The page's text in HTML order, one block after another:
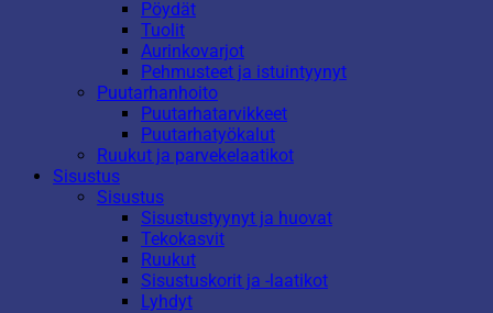
Pöydät
Tuolit
Aurinkovarjot
Pehmusteet ja istuintyynyt
Puutarhanhoito
Puutarhatarvikkeet
Puutarhatyökalut
Ruukut ja parvekelaatikot
Sisustus
Sisustus
Sisustustyynyt ja huovat
Tekokasvit
Ruukut
Sisustuskorit ja -laatikot
Lyhdyt